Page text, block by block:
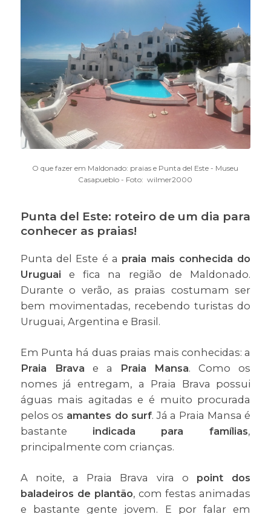
O que fazer em Maldonado: praias e Punta del Este - Museu
Casapueblo - Foto: wilmer2000
Punta del Este: roteiro de um dia para
conhecer as praias!
Punta del Este é a praia mais conhecida do
Uruguai e fica na região de Maldonado.
Durante o verão, as praias costumam ser
bem movimentadas, recebendo turistas do
Uruguai, Argentina e Brasil.
Em Punta há duas praias mais conhecidas: a
Praia Brava e a Praia Mansa. Como os
nomes já entregam, a Praia Brava possui
águas mais agitadas e é muito procurada
pelos os amantes do surf. Já a Praia Mansa é
bastante indicada para famílias,
principalmente com crianças.
A noite, a Praia Brava vira o point dos
baladeiros de plantão, com festas animadas
e bastante gente jovem. E por falar em